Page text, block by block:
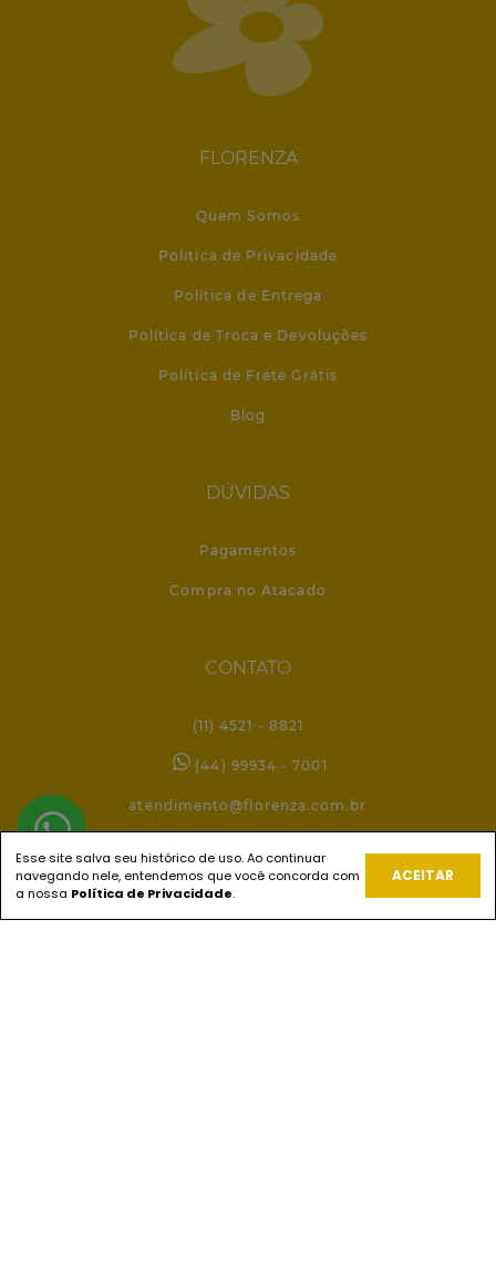
FLORENZA
Quem Somos
Política de Privacidade
Política de Entrega
Política de Troca e Devoluções
Política de Frete Grátis
Blog
DÚVIDAS
Pagamentos
Compra no Atacado
CONTATO
(11) 4521 - 8821
(44) 99934 - 7001
atendimento@florenza.com.br
REDES SOCIAIS
Esse site salva seu histórico de uso. Ao continuar
navegando nele, entendemos que você concorda com
a nossa Política de Privacidade.
ACEITAR